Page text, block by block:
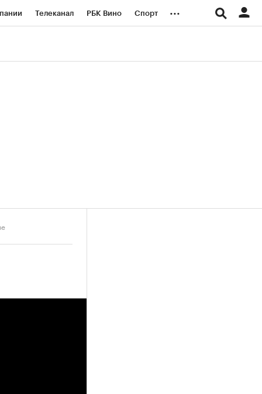
Телеканал РБК Вино Спорт ...